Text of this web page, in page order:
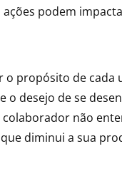
ações podem
o propósito de cada
o desejo de se
colaborador não
diminui a sua